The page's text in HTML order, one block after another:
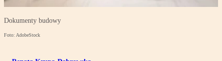
Dokumenty budowy
Foto: AdobeStock